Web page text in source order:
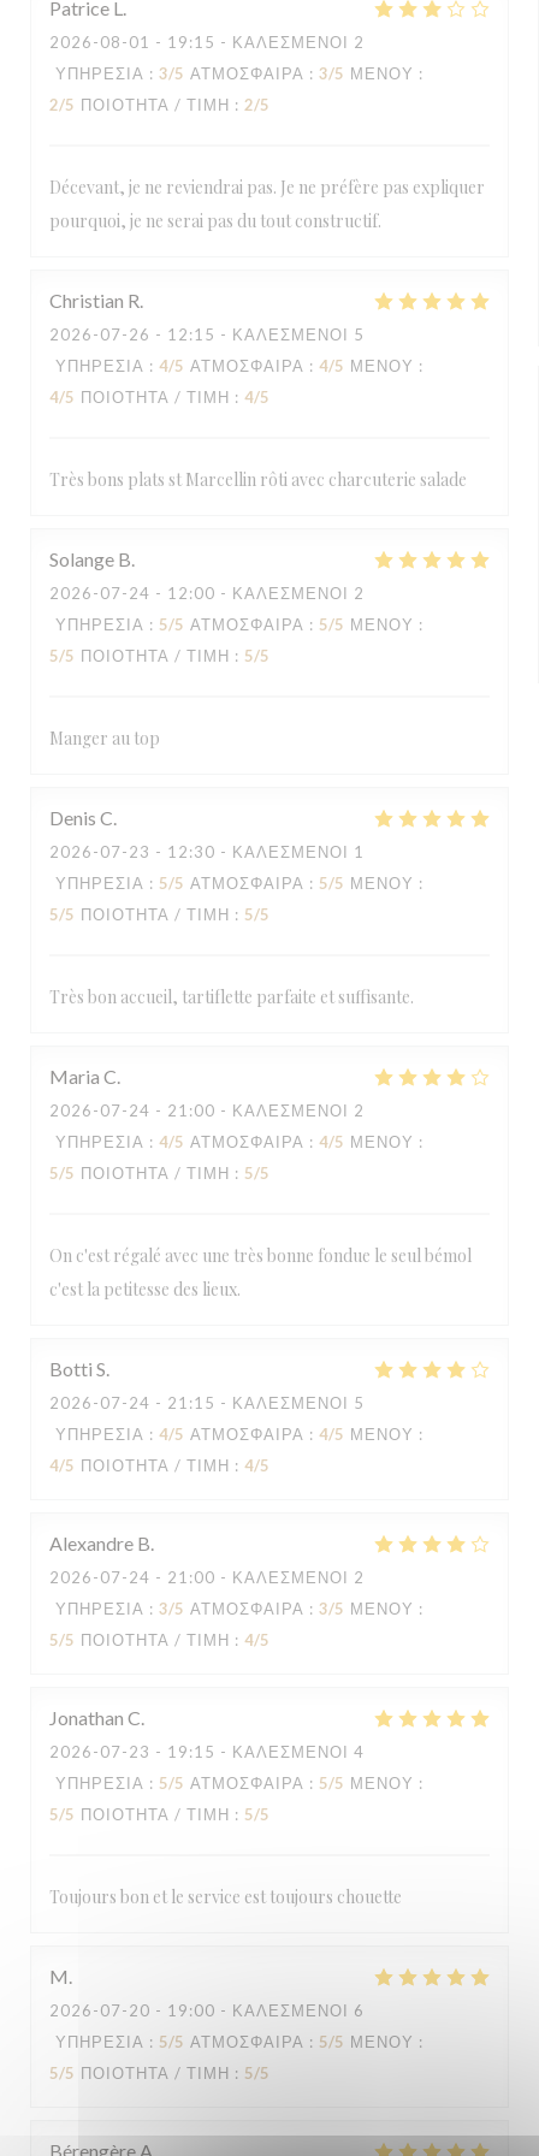
Patrice L
2026-08-01 - 19:15 - ΚΑΛΕΣΜΈΝΟΙ 2
ΥΠΗΡΕΣΊΑ : 3/5 ΑΤΜΌΣΦΑΙΡΑ : 3/5 ΜΕΝΟΎ :
2/5 ΠΟΙΌΤΗΤΑ / ΤΙΜΉ : 2/5
Décevant, je ne reviendrai pas. Je ne préfère pas expliquer
pourquoi, je ne serai pas du tout constructif.
Christian R
2026-07-26 - 12:15 - ΚΑΛΕΣΜΈΝΟΙ 5
ΥΠΗΡΕΣΊΑ : 4/5 ΑΤΜΌΣΦΑΙΡΑ : 4/5 ΜΕΝΟΎ :
4/5 ΠΟΙΌΤΗΤΑ / ΤΙΜΉ : 4/5
Très bons plats st Marcellin rôti avec charcuterie salade
Solange B
2026-07-24 - 12:00 - ΚΑΛΕΣΜΈΝΟΙ 2
ΥΠΗΡΕΣΊΑ : 5/5 ΑΤΜΌΣΦΑΙΡΑ : 5/5 ΜΕΝΟΎ :
5/5 ΠΟΙΌΤΗΤΑ / ΤΙΜΉ : 5/5
Manger au top
Denis C
2026-07-23 - 12:30 - ΚΑΛΕΣΜΈΝΟΙ 1
ΥΠΗΡΕΣΊΑ : 5/5 ΑΤΜΌΣΦΑΙΡΑ : 5/5 ΜΕΝΟΎ :
5/5 ΠΟΙΌΤΗΤΑ / ΤΙΜΉ : 5/5
Très bon accueil, tartiflette parfaite et suffisante.
Maria C
2026-07-24 - 21:00 - ΚΑΛΕΣΜΈΝΟΙ 2
ΥΠΗΡΕΣΊΑ : 4/5 ΑΤΜΌΣΦΑΙΡΑ : 4/5 ΜΕΝΟΎ :
5/5 ΠΟΙΌΤΗΤΑ / ΤΙΜΉ : 5/5
On c'est régalé avec une très bonne fondue le seul bémol
c'est la petitesse des lieux.
Botti S
2026-07-24 - 21:15 - ΚΑΛΕΣΜΈΝΟΙ 5
ΥΠΗΡΕΣΊΑ : 4/5 ΑΤΜΌΣΦΑΙΡΑ : 4/5 ΜΕΝΟΎ :
4/5 ΠΟΙΌΤΗΤΑ / ΤΙΜΉ : 4/5
Alexandre B
2026-07-24 - 21:00 - ΚΑΛΕΣΜΈΝΟΙ 2
ΥΠΗΡΕΣΊΑ : 3/5 ΑΤΜΌΣΦΑΙΡΑ : 3/5 ΜΕΝΟΎ :
5/5 ΠΟΙΌΤΗΤΑ / ΤΙΜΉ : 4/5
Jonathan C
2026-07-23 - 19:15 - ΚΑΛΕΣΜΈΝΟΙ 4
ΥΠΗΡΕΣΊΑ : 5/5 ΑΤΜΌΣΦΑΙΡΑ : 5/5 ΜΕΝΟΎ :
5/5 ΠΟΙΌΤΗΤΑ / ΤΙΜΉ : 5/5
Toujours bon et le service est toujours chouette
M
2026-07-20 - 19:00 - ΚΑΛΕΣΜΈΝΟΙ 6
ΥΠΗΡΕΣΊΑ : 5/5 ΑΤΜΌΣΦΑΙΡΑ : 5/5 ΜΕΝΟΎ :
5/5 ΠΟΙΌΤΗΤΑ / ΤΙΜΉ : 5/5
Bérengère A